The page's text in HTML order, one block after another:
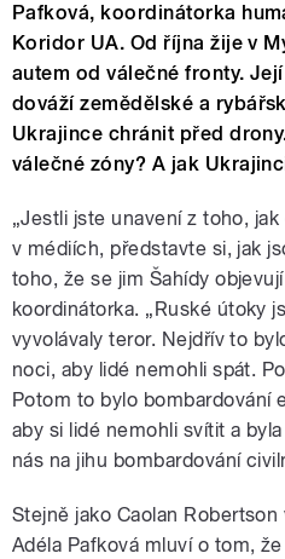
Pafková, koordinátorka
Koridor UA. Od října žije v
autem od válečné fronty.
dováží zemědělské a
Ukrajince chránit před
válečné zóny? A jak
„Jestli jste unavení z toho,
v médiích, představte si, jak
toho, že se jim Šahídy
koordinátorka. „Ruské útoky
vyvolávaly teror. Nejdřív to
noci, aby lidé nemohli spát.
Potom to bylo bombardování
aby si lidé nemohli svítit a
nás na jihu bombardování
Stejně jako Caolan
Adéla Pafková mluví o tom,